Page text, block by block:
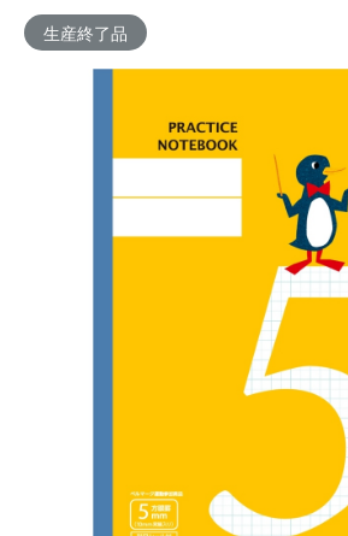
生産終了品
●両面表紙仕様で左右どちらからでもご使
トル欄がフリーになっているので名前や